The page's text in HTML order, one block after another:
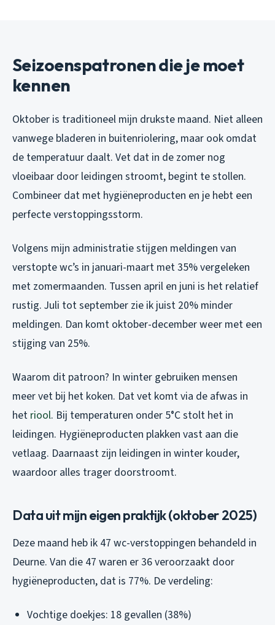
Seizoenspatronen die je moet
kennen
Oktober is traditioneel mijn drukste maand. Niet alleen
vanwege bladeren in buitenriolering, maar ook omdat
de temperatuur daalt. Vet dat in de zomer nog
vloeibaar door leidingen stroomt, begint te stollen.
Combineer dat met hygiëneproducten en je hebt een
perfecte verstoppingsstorm.
Volgens mijn administratie stijgen meldingen van
verstopte wc’s in januari-maart met 35% vergeleken
met zomermaanden. Tussen april en juni is het relatief
rustig. Juli tot september zie ik juist 20% minder
meldingen. Dan komt oktober-december weer met een
stijging van 25%.
Waarom dit patroon? In winter gebruiken mensen
meer vet bij het koken. Dat vet komt via de afwas in
het riool. Bij temperaturen onder 5°C stolt het in
leidingen. Hygiëneproducten plakken vast aan die
vetlaag. Daarnaast zijn leidingen in winter kouder,
waardoor alles trager doorstroomt.
Data uit mijn eigen praktijk (oktober 2025)
Deze maand heb ik 47 wc-verstoppingen behandeld in
Deurne. Van die 47 waren er 36 veroorzaakt door
hygiëneproducten, dat is 77%. De verdeling:
Vochtige doekjes: 18 gevallen (38%)